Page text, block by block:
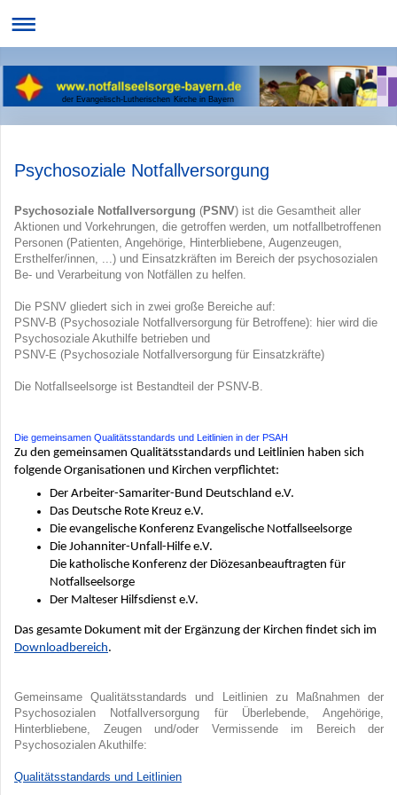
der Evangelisch-Lutherischen Kirche in Bayern
Psychosoziale Notfallversorgung
Psychosoziale Notfallversorgung (PSNV) ist die Gesamtheit aller
Aktionen und Vorkehrungen, die getroffen werden, um notfallbetroffenen
Personen (Patienten, Angehörige, Hinterbliebene, Augenzeugen,
Ersthelfer/innen, ...) und Einsatzkräften im Bereich der psychosozialen
Be- und Verarbeitung von Notfällen zu helfen.
Die PSNV gliedert sich in zwei große Bereiche auf:
PSNV-B (Psychosoziale Notfallversorgung für Betroffene): hier wird die
Psychosoziale Akuthilfe betrieben und
PSNV-E (Psychosoziale Notfallversorgung für Einsatzkräfte)
Die Notfallseelsorge ist Bestandteil der PSNV-B.
Die gemeinsamen Qualitätsstandards und Leitlinien in der PSAH
Zu den gemeinsamen Qualitätsstandards und Leitlinien haben sich
folgende Organisationen und Kirchen verpflichtet:
Der Arbeiter-Samariter-Bund Deutschland e.V.
Das Deutsche Rote Kreuz e.V.
Die evangelische Konferenz Evangelische Notfallseelsorge
Die Johanniter-Unfall-Hilfe e.V.
Die katholische Konferenz der Diözesanbeauftragten für
Notfallseelsorge
Der Malteser Hilfsdienst e.V.
Das gesamte Dokument mit der Ergänzung der Kirchen findet sich im
Downloadbereich.
Gemeinsame Qualitätsstandards und Leitlinien zu Maßnahmen der
Psychosozialen Notfallversorgung für Überlebende, Angehörige,
Hinterbliebene, Zeugen und/oder Vermissende im Bereich der
Psychosozialen Akuthilfe:
Qualitätsstandards und Leitlinien